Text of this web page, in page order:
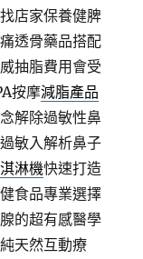
店家保養健脾
透骨藥品搭配
抽脂費用會受
按摩減脂產品
解除過敏性鼻
敏入解析鼻子
淋機快速打造
食品專業選擇
的超有感醫學
天然互動療